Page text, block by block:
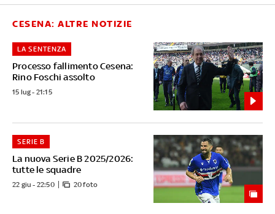
CESENA: ALTRE NOTIZIE
Processo fallimento Cesena:
Rino Foschi assolto
LA SENTENZA
15 lug - 21:15
La nuova Serie B 2025/2026:
tutte le squadre
SERIE B
22 giu - 22:50 20 foto